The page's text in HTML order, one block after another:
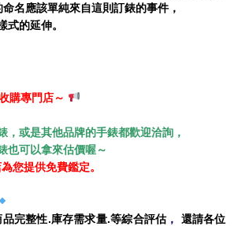
名應該單純來自這則訂錶的事件，
式的延伸。
購專門店～
，或是其他品牌的手錶都歡迎洽詢，
也可以拿來估價喔～
您提供免費鑑定。
完整性.庫存需求量.等綜合評估， 還請各位